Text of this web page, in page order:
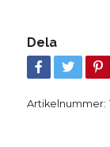
Dela
Artikelnummer: